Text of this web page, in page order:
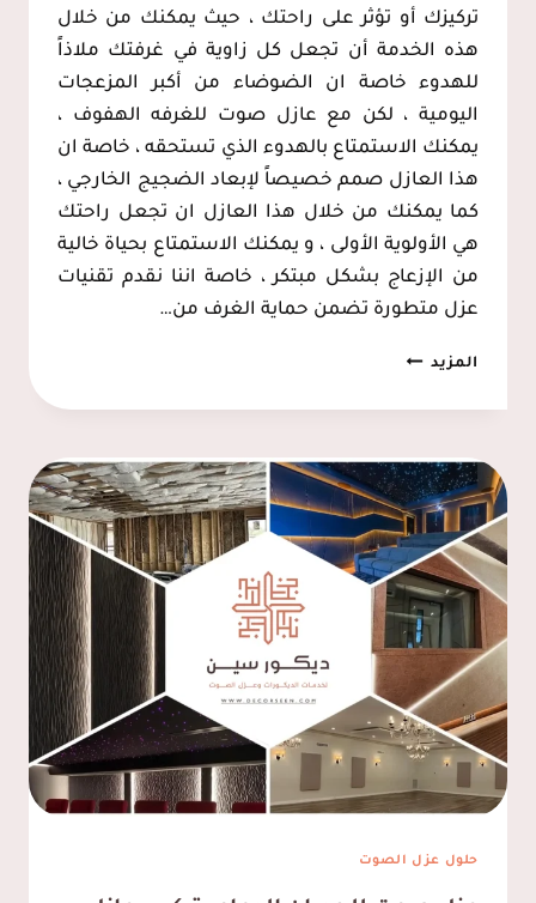
تركيزك أو تؤثر على راحتك ، حيث يمكنك من خلال
هذه الخدمة أن تجعل كل زاوية في غرفتك ملاذاً
للهدوء خاصة ان الضوضاء من أكبر المزعجات
اليومية ، لكن مع عازل صوت للغرفه الهفوف ،
يمكنك الاستمتاع بالهدوء الذي تستحقه ، خاصة ان
هذا العازل صمم خصيصاً لإبعاد الضجيج الخارجي ،
كما يمكنك من خلال هذا العازل ان تجعل راحتك
هي الأولوية الأولى ، و يمكنك الاستمتاع بحياة خالية
من الإزعاج بشكل مبتكر ، خاصة اننا نقدم تقنيات
عزل متطورة تضمن حماية الغرف من…
المزيدتركيب
للغرف
الاحساء
ت:
0537128631
عازل
صوت
للغرفه
الهفوف
حلول عزل الصوت